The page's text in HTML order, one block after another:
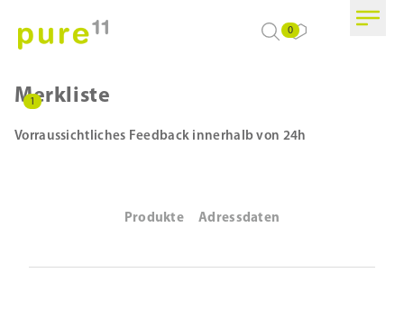
0
Merkliste
1
Vorraussichtliches Feedback innerhalb von 24h
Produkte Adressdaten